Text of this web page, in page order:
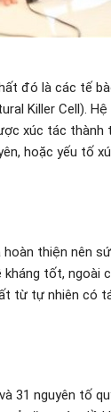
đó là các tế
Killer Cell).
xúc tác
hoặc yếu tố
thiện nên
tốt, ngoài
từ tự nhiên có
31 nguyên tố